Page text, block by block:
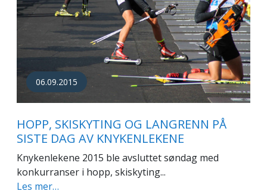
06.09.2015
HOPP, SKISKYTING OG LANGRENN PÅ
SISTE DAG AV KNYKENLEKENE
Knykenlekene 2015 ble avsluttet søndag med
konkurranser i hopp, skiskyting...
Les mer…